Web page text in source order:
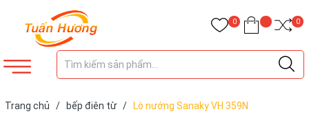
0 0
Trang chủ / bếp điên từ / Lò nướng Sanaky VH 359N